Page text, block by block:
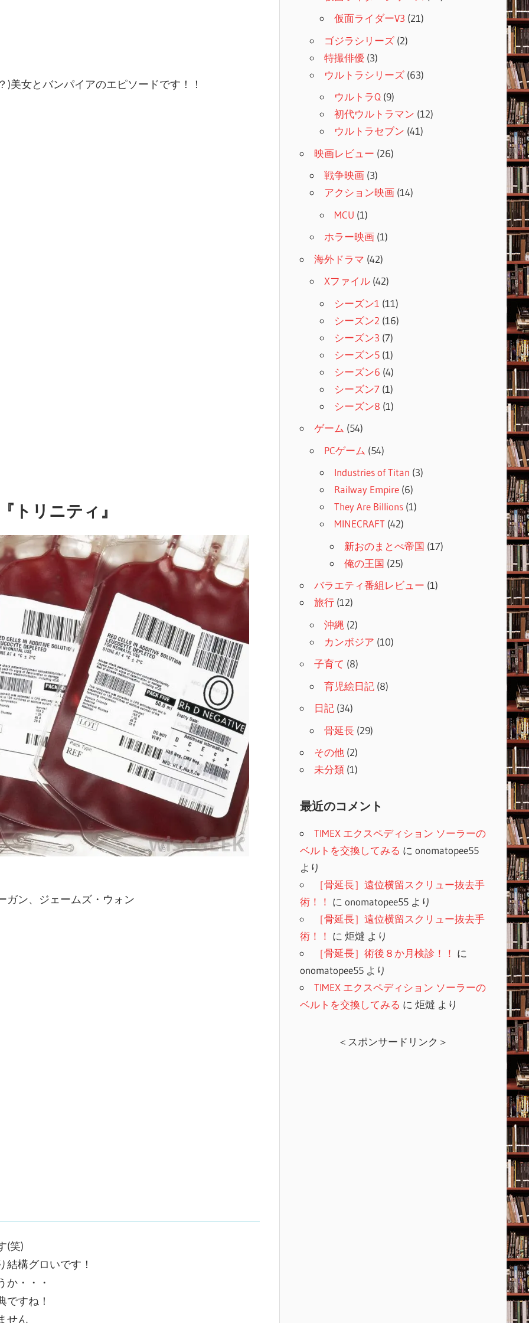
女とバンパイアのエピソードです！！
トリニティ』
ガン、ジェームズ・ウォン
笑)
グロいです！
・・・
すね！
ん
仮面ライダーV3 (21)
ゴジラシリーズ(2)
特撮俳優 (3)
ウルトラシリーズ(63)
ウルトラQ(9)
初代ウルトラマン (12)
ウルトラセブン (41)
映画レビュー (26)
戦争映画(3)
アクション映画(14)
MCU (1)
ホラー映画(1)
海外ドラマ (42)
Xファイル(42)
シーズン1 (11)
シーズン2 (16)
シーズン3 (7)
シーズン5(1)
シーズン6 (4)
シーズン7 (1)
シーズン8 (1)
ゲーム (54)
PCゲーム (54)
Industries of Titan (3)
Railway Empire(6)
They Are Billions(1)
MINECRAFT(42)
新おのまとぺ帝国 (17)
俺の王国 (25)
バラエティ番組レビュー (1)
旅行(12)
沖縄 (2)
カンボジア (10)
子育て (8)
育児絵日記(8)
日記(34)
骨延長(29)
その他(2)
未分類(1)
最近のコメント
TIMEX エクスペディション ソーラーの
ベルトを交換してみる に onomatopee55
より
［骨延長］遠位横留スクリュー抜去手
術！！ に onomatopee55より
［骨延長］遠位横留スクリュー抜去手
術！！ に 炬燵 より
［骨延長］術後８か月検診！！ に
onomatopee55より
TIMEX エクスペディション ソーラーの
ベルトを交換してみる に 炬燵 より
＜スポンサードリンク＞